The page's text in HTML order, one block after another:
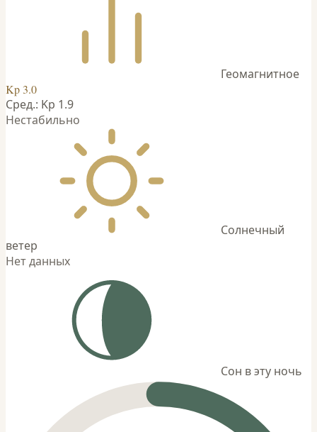
Геомагнитное
Kp 3.0
Сред.: Kp 1.9
Нестабильно
Солнечный
ветер
Нет данных
Сон в эту ночь